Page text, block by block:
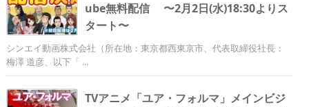
ube無料配信 〜2月2日(水)18:30よりス
タート〜
シンエイ動画株式会社（所在地：東京都西東京市、代表取締役社長：
梅澤 道彦、以下「 ...
TVアニメ「ユア・フォルマ」メインビジ